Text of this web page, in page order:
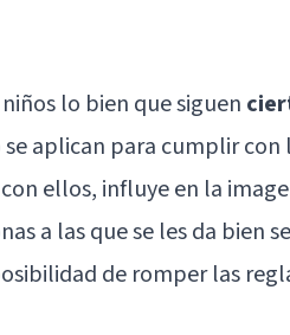
lo bien que siguen
aplican para cumplir con
ellos, influye en la
a las que se les da bien
de romper las